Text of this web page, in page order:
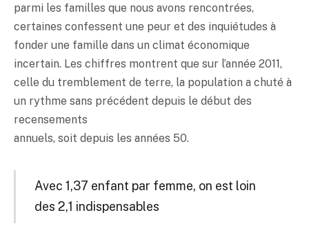
parmi les familles que nous avons rencontrées,
certaines confessent une peur et des inquiétudes à
fonder une famille dans un climat économique
incertain. Les chiffres montrent que sur l’année 2011,
celle du tremblement de terre, la population a chuté à
un rythme sans précédent depuis le début des
recensements
annuels, soit depuis les années 50.
Avec 1,37 enfant par femme, on est loin
des 2,1 indispensables